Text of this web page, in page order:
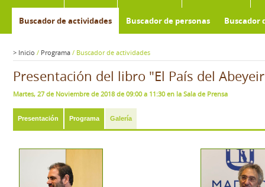
Buscador de actividades Buscador de personas Buscador
> Inicio / Programa / Buscador de actividades
Presentación del libro "El País del
Martes, 27 de Noviembre de 2018 de 09:00 a 11:30 en la Sala de Prensa
Presentación Programa Galería